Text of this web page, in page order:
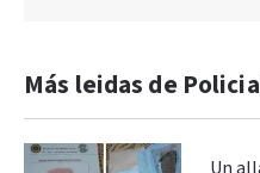
Más leidas de